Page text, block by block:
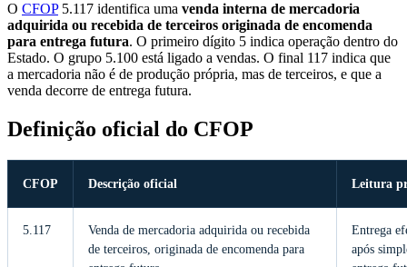
O CFOP5.117 identifica uma venda interna de mercadoria
adquirida ou recebida de terceiros originada de encomenda
para entrega futura. O primeiro dígito 5 indica operação dentro do
Estado. O grupo 5.100 está ligado a vendas. O final 117 indica que
a mercadoria não é de produção própria, mas de terceiros, e que a
venda decorre de entrega futura.
Definição oficial do CFOP
CFOP Descrição oficial Leitura
5.117
Venda de mercadoria adquirida ou recebida
de terceiros, originada de encomenda para
Entrega
após